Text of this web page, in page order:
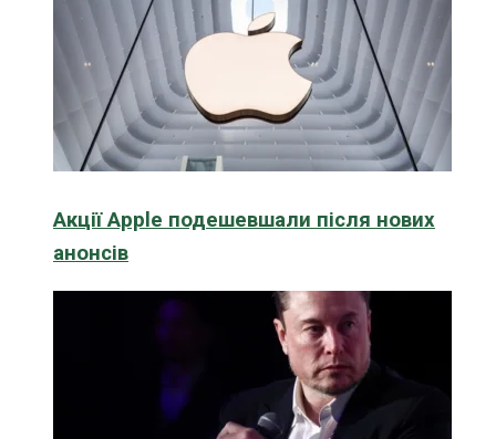
Акції Apple подешевшали після нових
анонсів